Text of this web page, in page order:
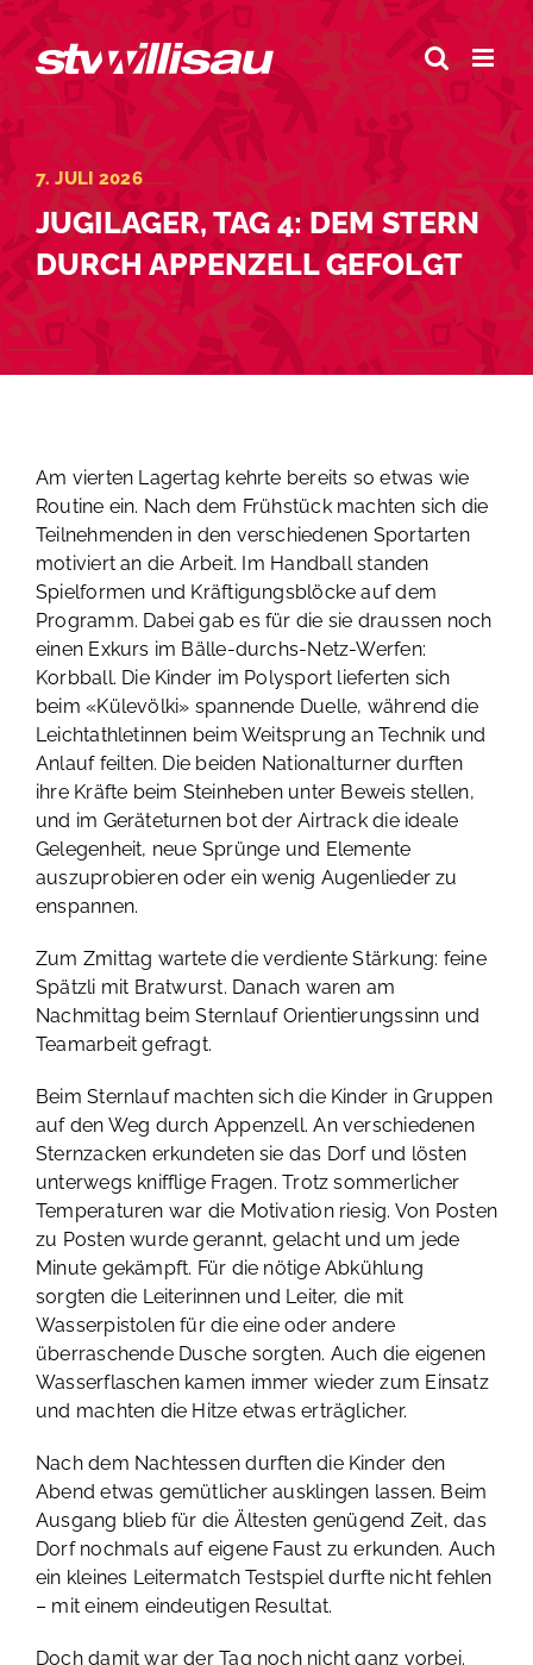
Zum
Inhalt
springen
7. JULI 2026
JUGILAGER, TAG 4: DEM STERN
DURCH APPENZELL GEFOLGT
Am vierten Lagertag kehrte bereits so etwas wie
Routine ein. Nach dem Frühstück machten sich die
Teilnehmenden in den verschiedenen Sportarten
motiviert an die Arbeit. Im Handball standen
Spielformen und Kräftigungsblöcke auf dem
Programm. Dabei gab es für die sie draussen noch
einen Exkurs im Bälle-durchs-Netz-Werfen:
Korbball. Die Kinder im Polysport lieferten sich
beim «Külevölki» spannende Duelle, während die
Leichtathletinnen beim Weitsprung an Technik und
Anlauf feilten. Die beiden Nationalturner durften
ihre Kräfte beim Steinheben unter Beweis stellen,
und im Geräteturnen bot der Airtrack die ideale
Gelegenheit, neue Sprünge und Elemente
auszuprobieren oder ein wenig Augenlieder zu
enspannen.
Zum Zmittag wartete die verdiente Stärkung: feine
Spätzli mit Bratwurst. Danach waren am
Nachmittag beim Sternlauf Orientierungssinn und
Teamarbeit gefragt.
Beim Sternlauf machten sich die Kinder in Gruppen
auf den Weg durch Appenzell. An verschiedenen
Sternzacken erkundeten sie das Dorf und lösten
unterwegs knifflige Fragen. Trotz sommerlicher
Temperaturen war die Motivation riesig. Von Posten
zu Posten wurde gerannt, gelacht und um jede
Minute gekämpft. Für die nötige Abkühlung
sorgten die Leiterinnen und Leiter, die mit
Wasserpistolen für die eine oder andere
überraschende Dusche sorgten. Auch die eigenen
Wasserflaschen kamen immer wieder zum Einsatz
und machten die Hitze etwas erträglicher.
Nach dem Nachtessen durften die Kinder den
Abend etwas gemütlicher ausklingen lassen. Beim
Ausgang blieb für die Ältesten genügend Zeit, das
Dorf nochmals auf eigene Faust zu erkunden. Auch
ein kleines Leitermatch Testspiel durfte nicht fehlen
– mit einem eindeutigen Resultat.
Doch damit war der Tag noch nicht ganz vorbei.